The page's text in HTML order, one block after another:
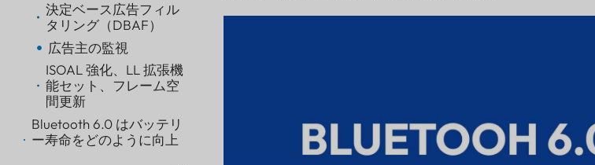
決定ベース広告フィル
タリング（DBAF）
広告主の監視
ISOAL 強化、LL 拡張機
能セット、フレーム空
間更新
Bluetooth 6.0 はバッテリ
ー寿命をどのように向上